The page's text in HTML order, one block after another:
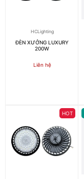
HCLighting
ĐÈN XƯỞNG LUXURY
200W
Liên hệ
HOT